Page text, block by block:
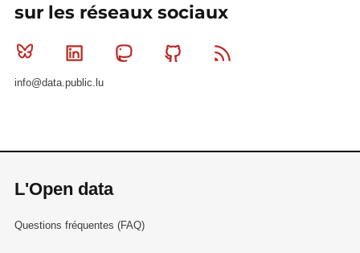
sur les réseaux sociaux
Bluesky Linkedin MastodonGithub
info@data.public.lu
L'Open data
Questions fréquentes (FAQ)